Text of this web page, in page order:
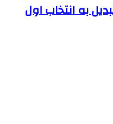
به انتخاب اول